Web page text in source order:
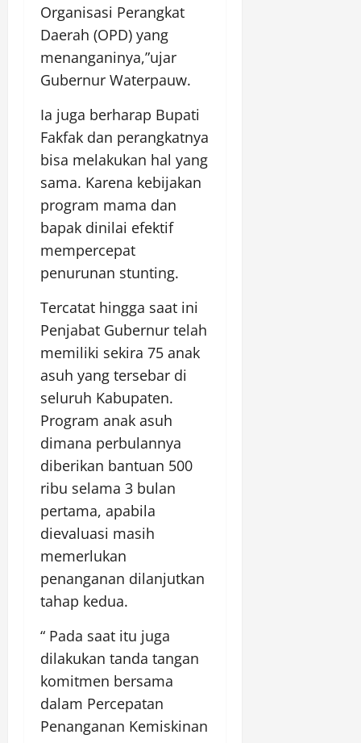
Organisasi Perangkat
Daerah (OPD) yang
menanganinya,”ujar
Gubernur Waterpauw.
Ia juga berharap Bupati
Fakfak dan perangkatnya
bisa melakukan hal yang
sama. Karena kebijakan
program mama dan
bapak dinilai efektif
mempercepat
penurunan stunting.
Tercatat hingga saat ini
Penjabat Gubernur telah
memiliki sekira 75 anak
asuh yang tersebar di
seluruh Kabupaten.
Program anak asuh
dimana perbulannya
diberikan bantuan 500
ribu selama 3 bulan
pertama, apabila
dievaluasi masih
memerlukan
penanganan dilanjutkan
tahap kedua.
“ Pada saat itu juga
dilakukan tanda tangan
komitmen bersama
dalam Percepatan
Penanganan Kemiskinan